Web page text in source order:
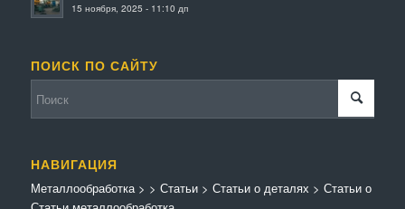
15 ноября, 2025 - 11:10 дп
ПОИСК ПО САЙТУ
НАВИГАЦИЯ
Металлообработка> > Статьи> Статьи о деталях > Статьи о